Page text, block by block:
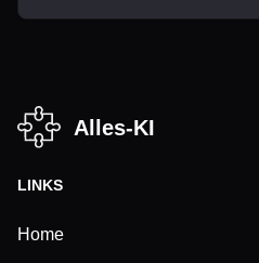
Alles-KI
LINKS
Home